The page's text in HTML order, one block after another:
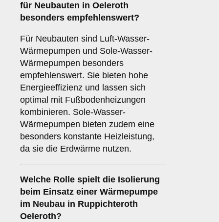
für Neubauten in Oeleroth
besonders empfehlenswert?
Für Neubauten sind Luft-Wasser-
Wärmepumpen und Sole-Wasser-
Wärmepumpen besonders
empfehlenswert. Sie bieten hohe
Energieeffizienz und lassen sich
optimal mit Fußbodenheizungen
kombinieren. Sole-Wasser-
Wärmepumpen bieten zudem eine
besonders konstante Heizleistung,
da sie die Erdwärme nutzen.
Welche Rolle spielt die Isolierung
beim Einsatz einer Wärmepumpe
im Neubau in Ruppichteroth
Oeleroth?